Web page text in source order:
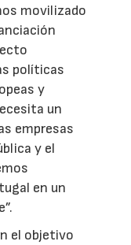
movilizado
políticas
y
un
empresas
y el
en un
el objetivo